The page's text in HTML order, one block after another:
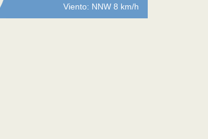
Viento: NNW 8 km/h